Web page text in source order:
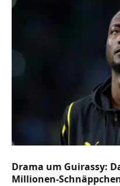
Drama um Guirassy:
Millionen-